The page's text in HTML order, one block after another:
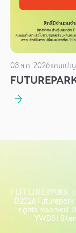
03 ส.ค. 2026แคมเปญ
©2026 Futurepark
rights reserved.
YWDS|